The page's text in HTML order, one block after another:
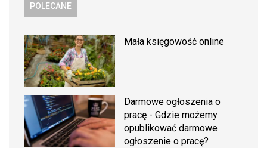
POLECANE
Mała księgowość online
Darmowe ogłoszenia o
pracę - Gdzie możemy
opublikować darmowe
ogłoszenie o pracę?